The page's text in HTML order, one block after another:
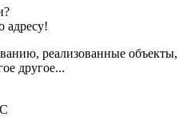
адресу!
реализованные объекты,
другое...